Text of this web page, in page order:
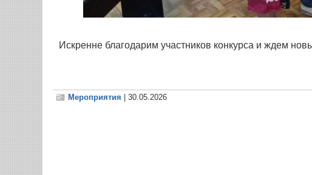
Искренне благодарим участников конкурса и ждем
Мероприятия | 30.05.2026